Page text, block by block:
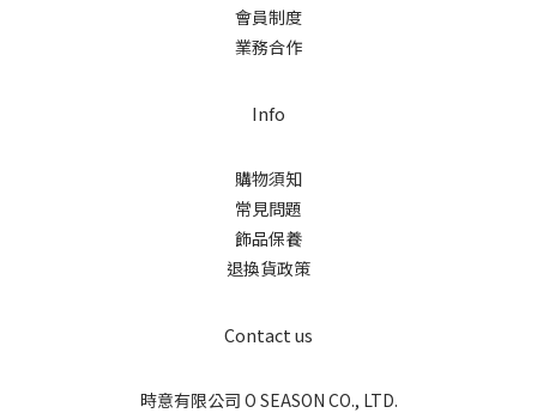
會員制度
業務合作
Info
購物須知
常見問題
飾品保養
退換貨政策
Contact us
時意有限公司 O SEASON CO., LTD.